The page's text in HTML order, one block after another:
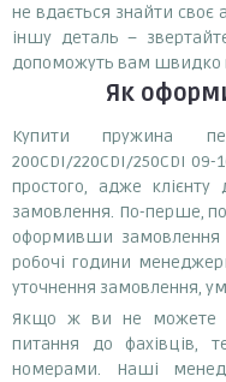
не вдається знайти своє
іншу деталь –
допоможуть вам швидко
Як
Купити пружина
200CDI/220CDI/250CDI
простого, адже клієнту
замовлення. По-перше,
оформивши замовлення
робочі години
уточнення замовлення,
Якщо ж ви не можете
питання до фахівців,
номерами. Наші